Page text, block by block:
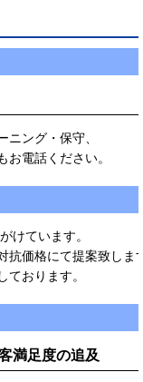
ング・保守、
電話ください。
けています。
抗価格にて提案致しま
おります。
満足度の追及